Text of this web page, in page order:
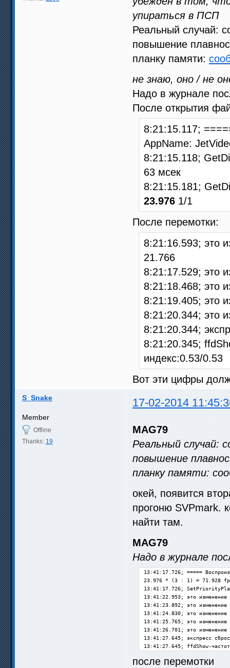
упираться в ПСП
Реальный случай:
повышение
планку памяти:
не знаю, оно / не
Надо в журнале
После открытия
8:21:15.117;
AppName:
8:21:15.118;
63 мсек
8:21:15.181;
23.976 1/1
После перемотки:
8:21:16.593; это
21.766
8:21:17.529; это
8:21:18.468; это
8:21:19.405; это
8:21:20.344; это
8:21:20.344;
8:21:20.345;
индекс:0.53/0.53
Вот эти цифры
S_Snake 17-02-2014
Member
Offline
Thanks: 19
MAG79
Реальный случай:
повышение
планку памяти:
окей, появится
прогоню SVPmark.
найти там.
MAG79
Надо в журнале
13:41:17.726; =====
23.976 * (3 : 1) = 71.928
13:41:17.726;
13:41:22.953; это изменение
13:41:23.892; это изменение
13:41:24.830; это изменение
13:41:25.765; это изменение
13:41:26.701; это изменение
13:41:27.645; экспресс
13:41:27.645; ffdShow-
после перемотки